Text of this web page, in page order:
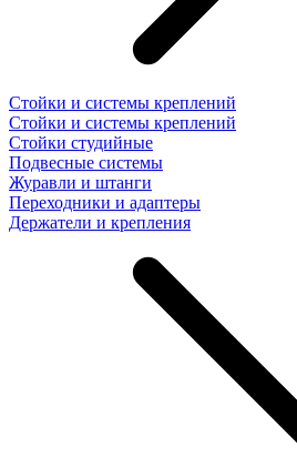
Стойки и системы креплений
Стойки и системы креплений
Стойки студийные
Подвесные системы
Журавли и штанги
Переходники и адаптеры
Держатели и крепления